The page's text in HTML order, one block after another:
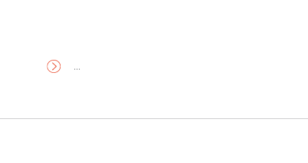
…